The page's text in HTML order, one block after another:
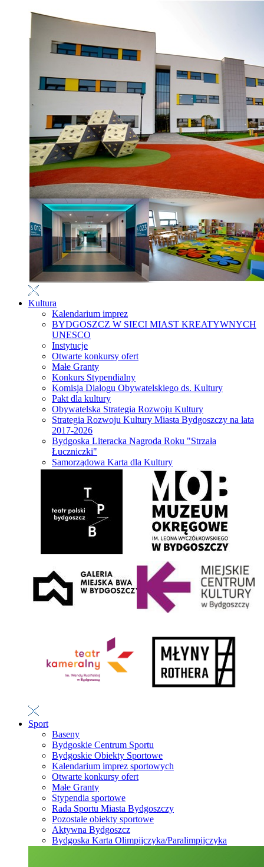
Kultura
Kalendarium imprez
BYDGOSZCZ W SIECI MIAST KREATYWNYCH
UNESCO
Instytucje
Otwarte konkursy ofert
Małe Granty
Konkurs Stypendialny
Komisja Dialogu Obywatelskiego ds. Kultury
Pakt dla kultury
Obywatelska Strategia Rozwoju Kultury
Strategia Rozwoju Kultury Miasta Bydgoszczy na lata
2017-2026
Bydgoska Literacka Nagroda Roku "Strzała
Łuczniczki"
Samorządowa Karta dla Kultury
Sport
Baseny
Bydgoskie Centrum Sportu
Bydgoskie Obiekty Sportowe
Kalendarium imprez sportowych
Otwarte konkursy ofert
Małe Granty
Stypendia sportowe
Rada Sportu Miasta Bydgoszczy
Pozostałe obiekty sportowe
Aktywna Bydgoszcz
Bydgoska Karta Olimpijczyka/Paralimpijczyka